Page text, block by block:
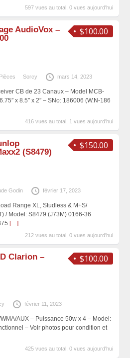
597 vues au total, 0 vues aujourd'hui
$100.00
AudioVox –
Sorcy mars 14, 2023
CB de 23 Canaux – Model MCB-
x 8.5″ x 2″ – SNo: 186006 (W.N-186
416 vues au total, 1 vues aujourd'hui
$150.00
(S8479)
Godin février 17, 2023
Range XL, Studless & M+S/
/ Model: S8479 (J73M) 0166-36
[…]
212 vues au total, 0 vues aujourd'hui
$100.00
Clarion –
février 11, 2023
AUX – Puissance 50w x 4 – Model:
– Voir photos pour condition et
425 vues au total, 0 vues aujourd'hui